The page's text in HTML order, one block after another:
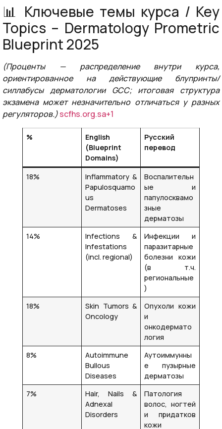
📊 Ключевые темы курса / Key
Topics – Dermatology Prometric
Blueprint 2025
(Проценты — распределение внутри курса,
ориентированное на действующие блупринты/
силлабусы дерматологии GCC; итоговая структура
экзамена может незначительно отличаться у разных
регуляторов.)scfhs.org.sa+1
%
English
(Blueprint
Domains)
Русский
перевод
18%
Inflammatory &
Papulosquamo
us
Dermatoses
Воспалительн
ые и
папулосквамо
зные
дерматозы
14%
Infections &
Infestations
(incl. regional)
Инфекции и
паразитарные
болезни кожи
(в т.ч.
региональные
)
18%
Skin Tumors &
Oncology
Опухоли кожи
и
онкодермато
логия
8%
Autoimmune
Bullous
Diseases
Аутоиммунны
е пузырные
дерматозы
7%
Hair, Nails &
Adnexal
Disorders
Патология
волос, ногтей
и придатков
кожи